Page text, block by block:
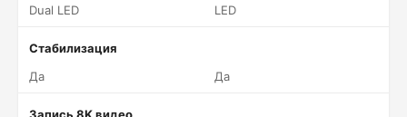
Dual LED
LED
Стабилизация
Да
Да